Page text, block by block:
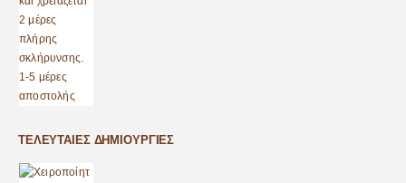
ΤΕΛΕΥΤΑΊΕΣ ΔΗΜΙΟΥΡΓΊΕΣ